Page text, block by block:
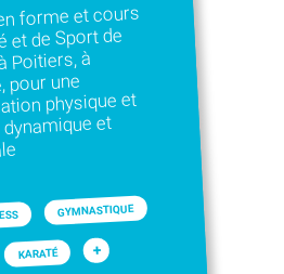
forme et cours
et de Sport de
Poitiers, à
pour une
physique et
et
GYMNASTIQUE
KARATÉ +